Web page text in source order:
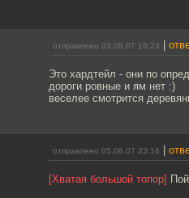
отправлено 03.08.07 16:23
Это хардтейл - они по
дороги ровные и ям нет :)
веселее смотрится
отправлено 05.08.07 23:16
[Хватая большой топор]